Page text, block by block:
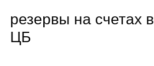
О нас
резервы на счетах в
ЦБ